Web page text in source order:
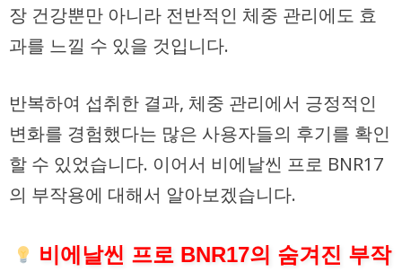
장 건강뿐만 아니라 전반적인 체중 관리에도 효
과를 느낄 수 있을 것입니다.
반복하여 섭취한 결과, 체중 관리에서 긍정적인
변화를 경험했다는 많은 사용자들의 후기를 확인
할 수 있었습니다. 이어서 비에날씬 프로 BNR17
의 부작용에 대해서 알아보겠습니다.
비에날씬 프로 BNR17의 숨겨진 부작